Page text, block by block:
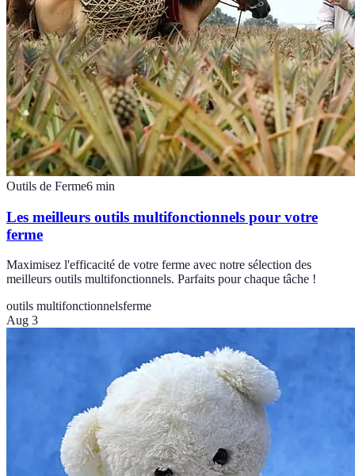
Outils de Ferme6 min
Les meilleurs outils multifonctionnels pour votre
ferme
Maximisez l'efficacité de votre ferme avec notre sélection des
meilleurs outils multifonctionnels. Parfaits pour chaque tâche !
outils multifonctionnelsferme
Aug 3